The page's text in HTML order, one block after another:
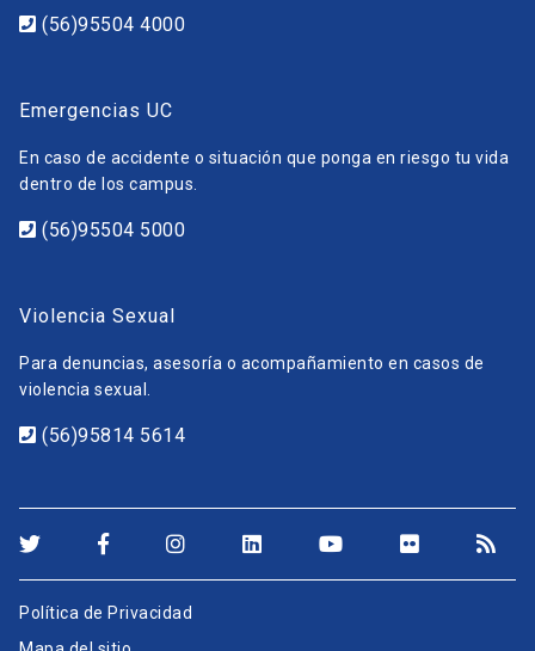
(56)95504 4000
Emergencias UC
En caso de accidente o situación que ponga en riesgo tu vida
dentro de los campus.
(56)95504 5000
Violencia Sexual
Para denuncias, asesoría o acompañamiento en casos de
violencia sexual.
(56)95814 5614
Política de Privacidad